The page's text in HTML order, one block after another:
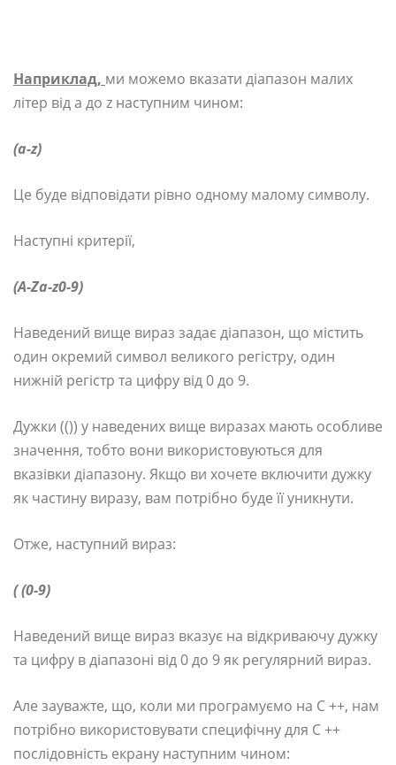
Наприклад, ми можемо вказати діапазон малих
літер від a до z наступним чином:
(a-z)
Це буде відповідати рівно одному малому символу.
Наступні критерії,
(A-Za-z0-9)
Наведений вище вираз задає діапазон, що містить
один окремий символ великого регістру, один
нижній регістр та цифру від 0 до 9.
Дужки (()) у наведених вище виразах мають особливе
значення, тобто вони використовуються для
вказівки діапазону. Якщо ви хочете включити дужку
як частину виразу, вам потрібно буде її уникнути.
Отже, наступний вираз:
( (0-9)
Наведений вище вираз вказує на відкриваючу дужку
та цифру в діапазоні від 0 до 9 як регулярний вираз.
Але зауважте, що, коли ми програмуємо на C ++, нам
потрібно використовувати специфічну для C ++
послідовність екрану наступним чином: